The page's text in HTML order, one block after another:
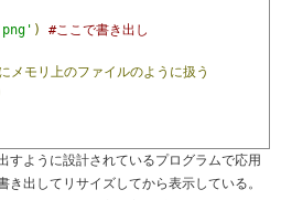
)
#ここで書き出し
メモリ上のファイルのように扱う
すように設計されているプログラムで応用
出してリサイズしてから表示している。